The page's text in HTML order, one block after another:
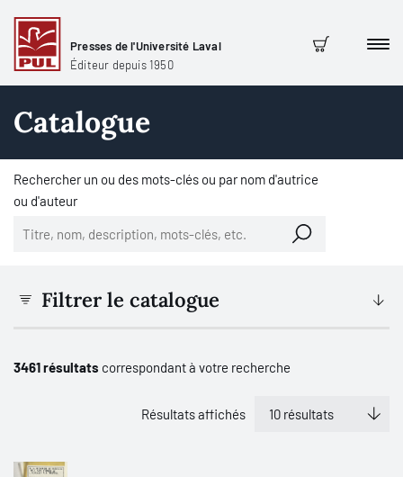
Presses de l'Université Laval
Éditeur depuis 1950
Panier
Catalogue
Rechercher un ou des mots-clés ou par nom d'autrice
ou d'auteur
Filtrer le catalogue
3461 résultats correspondant à votre recherche
Résultats affichés